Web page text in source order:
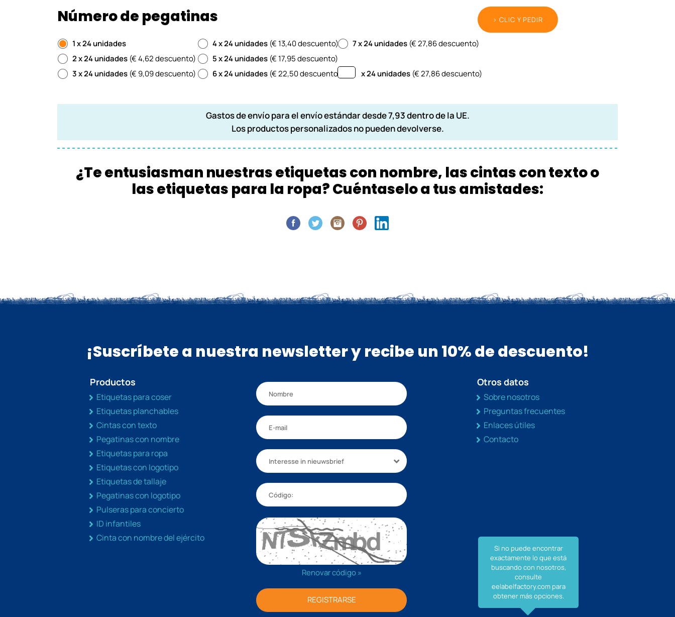
Número de pegatinas
1 x 24 unidades
2 x 24 unidades (€ 4,62 descuento)
3 x 24 unidades (€ 9,09 descuento)
4 x 24 unidades (€ 13,40 descuento)
5 x 24 unidades (€ 17,95 descuento)
6 x 24 unidades (€ 22,50 descuento)
7 x 24 unidades (€ 27,86 descuento)
x 24 unidades (€27,86descuento)
> CLIC Y PEDIR
Gastos de envío para el envío estándar desde 7,93 dentro de la UE.
Los productos personalizados no pueden devolverse.
¿Te entusiasman nuestras etiquetas con nombre, las cintas con texto o
las etiquetas para la ropa? Cuéntaselo a tus amistades:
¡Suscríbete a nuestra newsletter y recibe un 10% de descuento!
Productos
Etiquetas para coser
Etiquetas planchables
Cintas con texto
Pegatinas con nombre
Etiquetas para ropa
Etiquetas con logotipo
Etiquetas de tallaje
Pegatinas con logotipo
Pulseras para concierto
ID infantiles
Cinta con nombre del ejército
Interesse in nieuwsbrief
Renovar código »
REGISTRARSE
Otros datos
Sobre nosotros
Preguntas frecuentes
Enlaces útiles
Contacto
Si no puede encontrar
exactamente lo que está
buscando con nosotros,
consulte
eelabelfactory.com para
obtener más opciones.